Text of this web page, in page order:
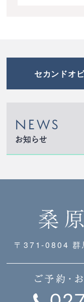
セカンドオ
NEWS
お知らせ
〒371-0804 群